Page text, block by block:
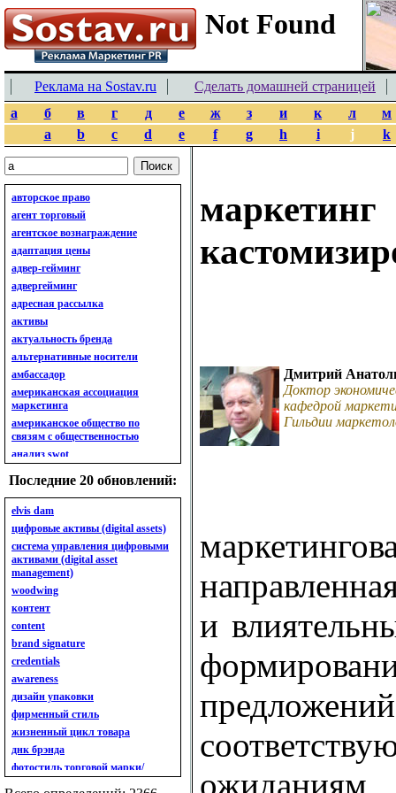
Реклама на Sostav.ru
Сделать домашней страницей
а
б в г д е ж з и к л
м
a
b c d e f g h i j k
авторское право
агент торговый
агентское вознаграждение
адаптация цены
адвер-гейминг
адвергейминг
адресная рассылка
активы
актуальность бренда
альтернативные носители
амбассадор
американская ассоциация
маркетинга
американское общество по
связям с общественностью
анализ swot
анализ бизнес-портфеля
анализ имиджа
анализ кластерный
анализ конкурентов
анализ кросс-культурных
особенностей
анализ мак кинси «7s»
анализ макросистемы
анализ маркетинговый
анализ рынка
анализ ситуационный
анализ экспертный
индивидуальный
анкета
ассортимент
ассортимент товарный.
планирование товарного
ассортимента
ассортимент. глубина
Последние 20 обновлений:
elvis dam
цифровые активы (digital assets)
система управления цифровыми
активами (digital asset
management)
woodwing
контент
content
brand signature
credentials
awareness
дизайн упаковки
фирменный стиль
жизненный цикл товара
днк брэнда
фотостиль торговой марки/
линейки продукции
маркетинг
Дмитрий
Доктор
кафедрой
Гильдии
и